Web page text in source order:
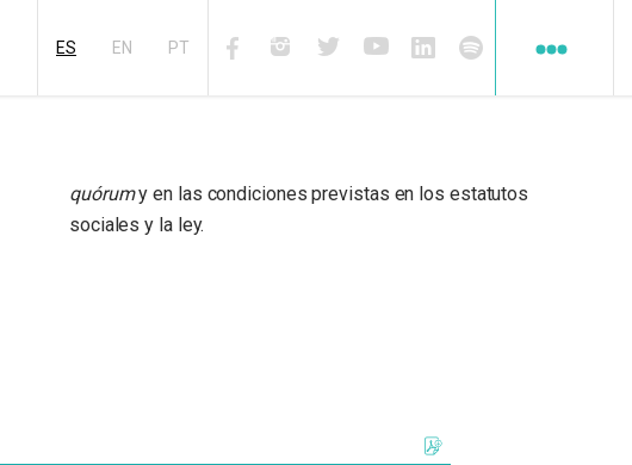
ES EN PT sociales
quórumy en las condiciones previstas en los estatutos
sociales y la ley.